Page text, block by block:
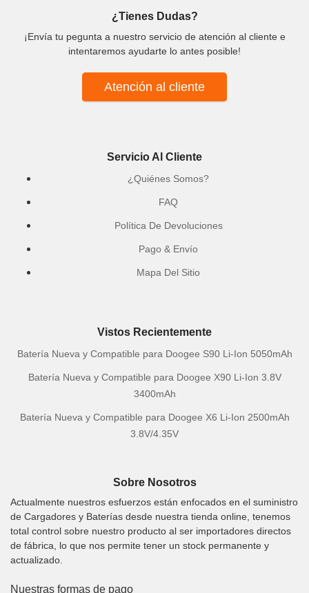
¿Tienes Dudas?
¡Envía tu pegunta a nuestro servicio de atención al cliente e
intentaremos ayudarte lo antes posible!
Atención al cliente
Servicio Al Cliente
¿Quiénes Somos?
FAQ
Política De Devoluciones
Pago & Envío
Mapa Del Sitio
Vistos Recientemente
Batería Nueva y Compatible para Doogee S90 Li-Ion 5050mAh
Batería Nueva y Compatible para Doogee X90 Li-Ion 3.8V
3400mAh
Batería Nueva y Compatible para Doogee X6 Li-Ion 2500mAh
3.8V/4.35V
Sobre Nosotros
Actualmente nuestros esfuerzos están enfocados en el suministro
de Cargadores y Baterías desde nuestra tienda online, tenemos
total control sobre nuestro producto al ser importadores directos
de fábrica, lo que nos permite tener un stock permanente y
actualizado.
Nuestras formas de pago